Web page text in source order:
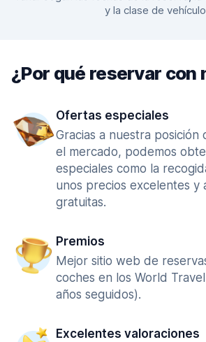
y la clase de
¿Por qué reservar con
Ofertas especiales
Gracias a nuestra posición
el mercado, podemos
especiales como la
unos precios excelentes y
gratuitas.
Premios
Mejor sitio web de
coches en los World
años seguidos).
Excelentes valoraciones